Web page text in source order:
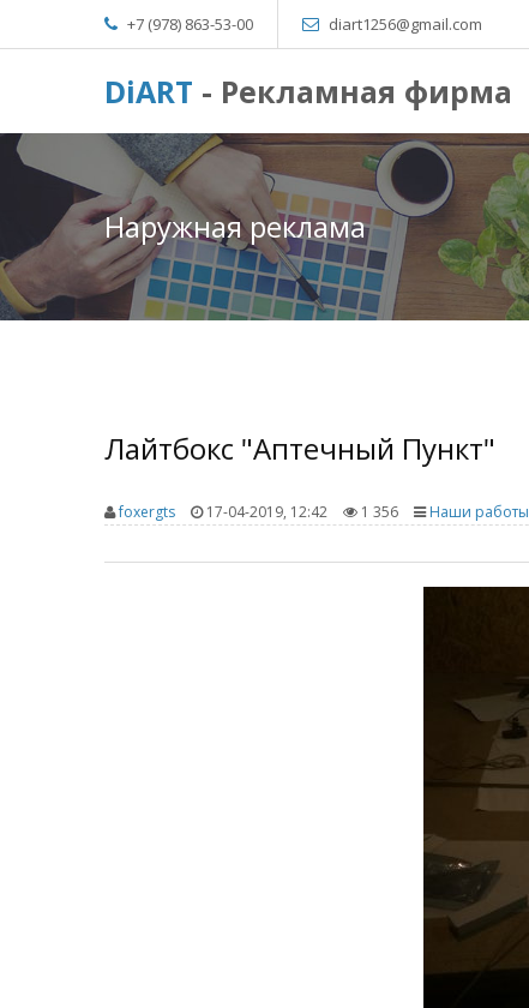
+7 (978) 863-53-00 diart1256@gmail.com
DiART - Рекламная фирма
Наружная реклама
Лайтбокс "Аптечный Пункт"
foxergts 17-04-2019, 12:42 1 356 Наши работы